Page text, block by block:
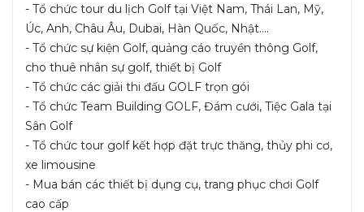
- Tổ chức tour du lịch Golf tại Việt Nam, Thái Lan, Mỹ,
Úc, Anh, Châu Âu, Dubai, Hàn Quốc, Nhật....
- Tổ chức sự kiện Golf, quảng cáo truyền thông Golf,
cho thuê nhân sự golf, thiết bị Golf
- Tổ chức các giải thi đấu GOLF trọn gói
- Tổ chức Team Building GOLF, Đám cưới, Tiệc Gala tại
Sân Golf
- Tổ chức tour golf kết hợp đặt trực thăng, thủy phi cơ,
xe limousine
- Mua bán các thiết bị dụng cụ, trang phục chơi Golf
cao cấp